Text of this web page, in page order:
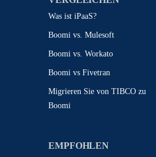
Was ist iPaaS?
Boomi vs. Mulesoft
Boomi vs. Workato
Boomi vs Fivetran
Migrieren Sie von TIBCO zu
Boomi
EMPFOHLEN